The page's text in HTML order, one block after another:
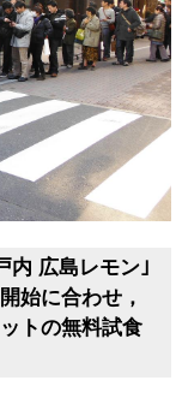
内 広島レモン｣
始に合わせ，
トの無料試食